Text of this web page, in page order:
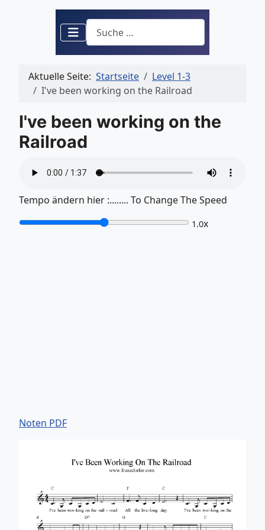
Suchen
Aktuelle Seite: Startseite
Level 1-3
I've been working on the Railroad
I've been working on the
Railroad
Tempo ändern hier :........ To Change The Speed
1.0x
Noten PDF